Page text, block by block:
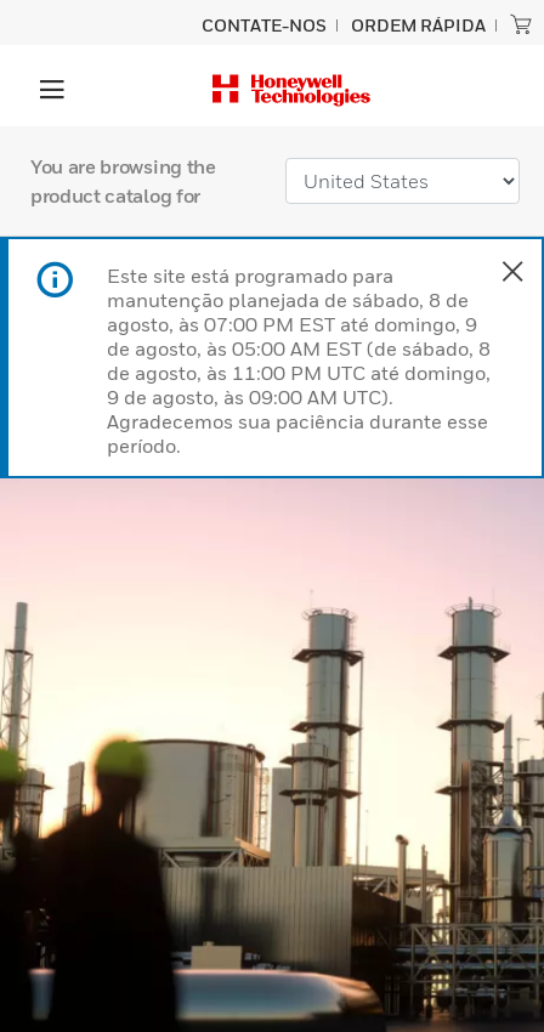
CONTATE-NOS ORDEM RÁPIDA
You are browsing the
product catalog for
Este site está programado para
manutenção planejada de sábado, 8 de
agosto, às 07:00 PM EST até domingo, 9
de agosto, às 05:00 AM EST (de sábado, 8
de agosto, às 11:00 PM UTC até domingo,
9 de agosto, às 09:00 AM UTC).
Agradecemos sua paciência durante esse
período.